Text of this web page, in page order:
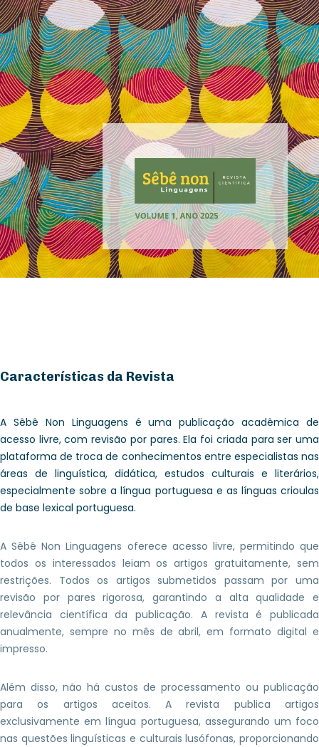
Características da Revista
A Sêbê Non Linguagens é uma publicação acadêmica de
acesso livre, com revisão por pares. Ela foi criada para ser uma
plataforma de troca de conhecimentos entre especialistas nas
áreas de linguística, didática, estudos culturais e literários,
especialmente sobre a língua portuguesa e as línguas crioulas
de base lexical portuguesa.
A Sêbê Non Linguagens oferece acesso livre, permitindo que
todos os interessados leiam os artigos gratuitamente, sem
restrições. Todos os artigos submetidos passam por uma
revisão por pares rigorosa, garantindo a alta qualidade e
relevância científica da publicação. A revista é publicada
anualmente, sempre no mês de abril, em formato digital e
impresso.
Além disso, não há custos de processamento ou publicação
para os artigos aceitos. A revista publica artigos
exclusivamente em língua portuguesa, assegurando um foco
nas questões linguísticas e culturais lusófonas, proporcionando